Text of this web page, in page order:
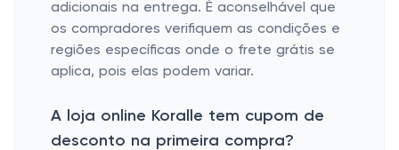
adicionais na entrega. É aconselhável que
os compradores verifiquem as condições e
regiões específicas onde o frete grátis se
aplica, pois elas podem variar.
A loja online Koralle tem cupom de
desconto na primeira compra?